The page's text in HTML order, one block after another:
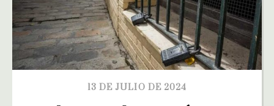
13 DE JULIO DE 2024